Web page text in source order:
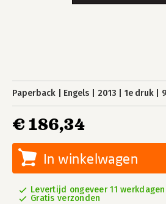
Paperback Engels 2013 1e druk
€ 186,34
In winkelwagen
Levertijd ongeveer 11 werkdagen
Gratis verzonden